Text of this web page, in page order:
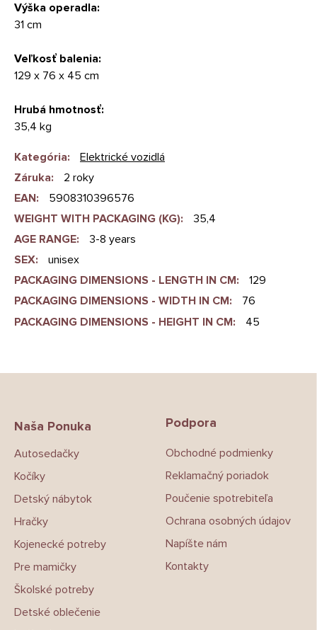
Výška operadla:
31 cm
Veľkosť balenia:
129 x 76 x 45 cm
Hrubá hmotnosť:
35,4 kg
Kategória:
Elektrické vozidlá
Záruka:
2 roky
EAN:
5908310396576
WEIGHT WITH PACKAGING (KG):
35,4
AGE RANGE:
3-8 years
SEX:
unisex
PACKAGING DIMENSIONS - LENGTH IN CM:
129
PACKAGING DIMENSIONS - WIDTH IN CM:
76
PACKAGING DIMENSIONS - HEIGHT IN CM: 45
Naša Ponuka
Autosedačky
Kočíky
Detský nábytok
Hračky
Kojenecké potreby
Pre mamičky
Školské potreby
Detské oblečenie
Podpora
Obchodné podmienky
Reklamačný poriadok
Poučenie spotrebiteľa
Ochrana osobných údajov
Napíšte nám
Kontakty